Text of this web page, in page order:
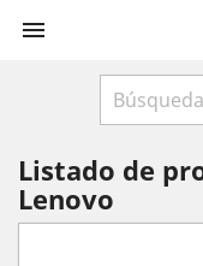

Listado de
Lenovo